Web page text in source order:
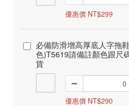
優惠價 NT$299
必備防滑增高厚底人字拖
色)T5619請備註顏色跟尺
貨
優惠價 NT$290